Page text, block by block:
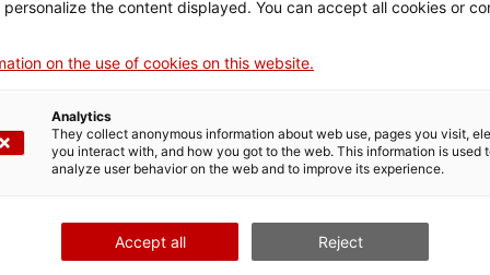
été directeur du Musée du Cuir d'Igualada et
Històrica. Entre autres expériences de gestion et
technique de la municipalité de Manresa au sein du
Famille Recherche et
the content displayed. You can accept all cookies or
on the use of cookies on this website.
Analytics
They collect anonymous information about web use, pages you visit,
you interact with, and how you got to the web. This information is used
analyze user behavior on the web and to improve its experience.
Accept all Reject